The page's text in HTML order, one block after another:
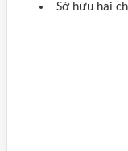
Sở hữu hai